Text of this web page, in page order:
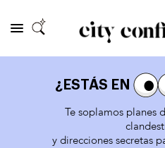
¿ESTÁS EN
Te soplamos planes
y direcciones secretas